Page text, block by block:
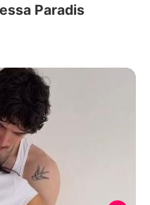
Paradis